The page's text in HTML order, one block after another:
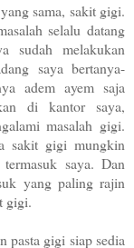
sama, sakit gigi.
selalu datang
sudah melakukan
saya bertanya-
adem ayem saja
di kantor saya,
masalah gigi.
sakit gigi mungkin
saya. Dan
yang paling rajin
gigi.
pasta gigi siap sedia